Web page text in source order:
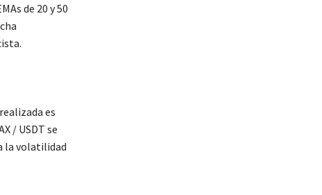
de 20 y 50
es
/ USDT se
la volatilidad